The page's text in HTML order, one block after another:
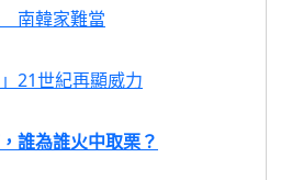
南韓家難當
」21世紀再顯威力
誰為誰火中取栗？